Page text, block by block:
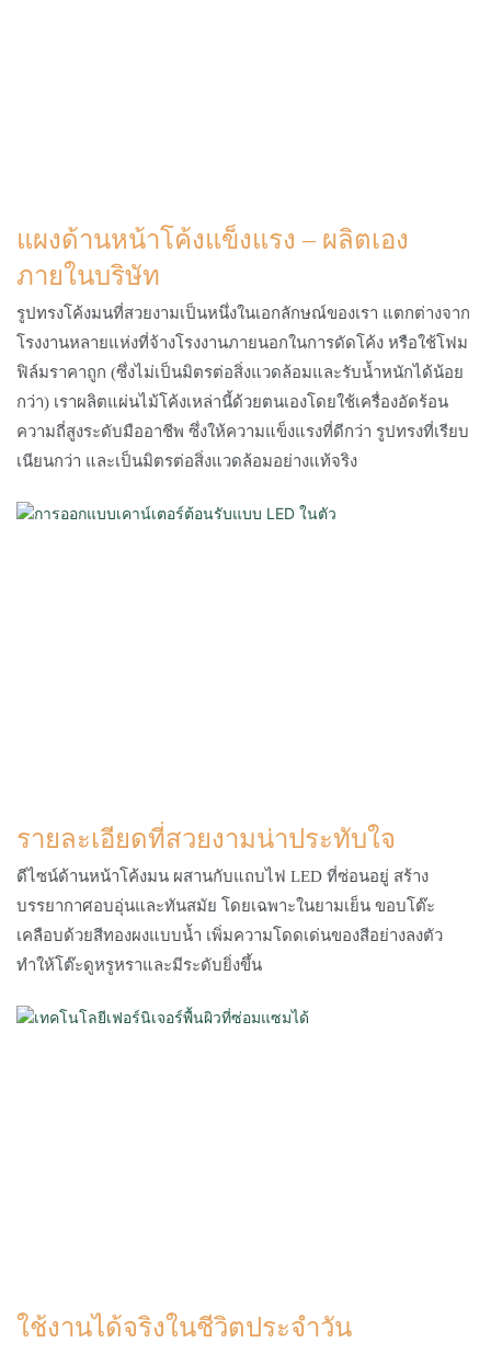
แผงด้านหน้าโค้งแข็งแรง – ผลิตเอง
ภายในบริษัท
รูปทรงโค้งมนที่สวยงามเป็นหนึ่งในเอกลักษณ์ของเรา แตกต่างจาก
โรงงานหลายแห่งที่จ้างโรงงานภายนอกในการดัดโค้ง หรือใช้โฟม
ฟิล์มราคาถูก (ซึ่งไม่เป็นมิตรต่อสิ่งแวดล้อมและรับน้ำหนักได้น้อย
กว่า) เราผลิตแผ่นไม้โค้งเหล่านี้ด้วยตนเองโดยใช้เครื่องอัดร้อน
ความถี่สูงระดับมืออาชีพ ซึ่งให้ความแข็งแรงที่ดีกว่า รูปทรงที่เรียบ
เนียนกว่า และเป็นมิตรต่อสิ่งแวดล้อมอย่างแท้จริง
รายละเอียดที่สวยงามน่าประทับใจ
ดีไซน์ด้านหน้าโค้งมน ผสานกับแถบไฟ LED ที่ซ่อนอยู่ สร้าง
บรรยากาศอบอุ่นและทันสมัย ​​โดยเฉพาะในยามเย็น ขอบโต๊ะ
เคลือบด้วยสีทองผงแบบน้ำ เพิ่มความโดดเด่นของสีอย่างลงตัว
ทำให้โต๊ะดูหรูหราและมีระดับยิ่งขึ้น
ใช้งานได้จริงในชีวิตประจำวัน